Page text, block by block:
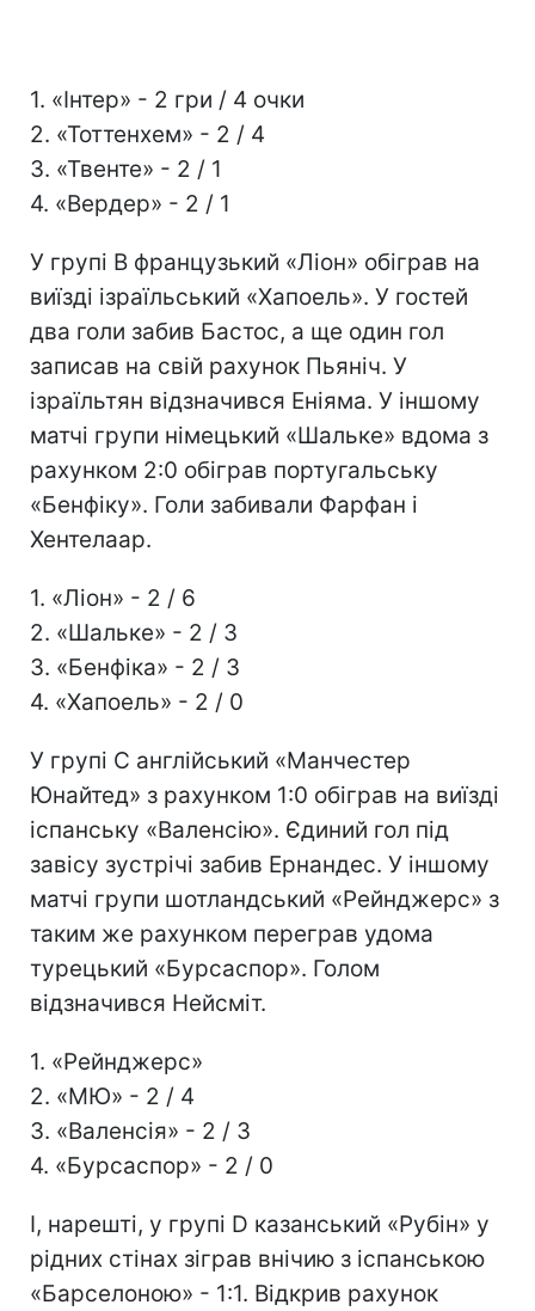
1. «Інтер» - 2 гри / 4 очки
2. «Тоттенхем» - 2 / 4
3. «Твенте» - 2 / 1
4. «Вердер» - 2 / 1
У групі В французький «Ліон» обіграв на
виїзді ізраїльський «Хапоель». У гостей
два голи забив Бастос, а ще один гол
записав на свій рахунок Пьяніч. У
ізраїльтян відзначився Еніяма. У іншому
матчі групи німецький «Шальке» вдома з
рахунком 2:0 обіграв португальську
«Бенфіку». Голи забивали Фарфан і
Хентелаар.
1. «Ліон» - 2 / 6
2. «Шальке» - 2 / 3
3. «Бенфіка» - 2 / 3
4. «Хапоель» - 2 / 0
У групі С англійський «Манчестер
Юнайтед» з рахунком 1:0 обіграв на виїзді
іспанську «Валенсію». Єдиний гол під
завісу зустрічі забив Ернандес. У іншому
матчі групи шотландський «Рейнджерс» з
таким же рахунком переграв удома
турецький «Бурсаспор». Голом
відзначився Нейсміт.
1. «Рейнджерс»
2. «МЮ» - 2 / 4
3. «Валенсія» - 2 / 3
4. «Бурсаспор» - 2 / 0
І, нарешті, у групі D казанський «Рубін» у
рідних стінах зіграв внічию з іспанською
«Барселоною» - 1:1. Відкрив рахунок